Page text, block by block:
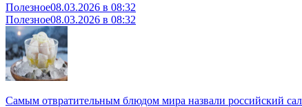
Полезное08.03.2026 в 08:32
Полезное08.03.2026 в 08:32
Самым отвратительным блюдом мира назвали российский